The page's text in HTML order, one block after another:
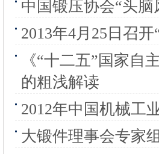
中国锻压协会“头
2013年4月25日召
《“十二五”国家
的粗浅解读
2012年中国机械工
大锻件理事会专家